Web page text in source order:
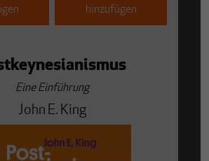
hinzufügen
Eine Einführung
John E. King